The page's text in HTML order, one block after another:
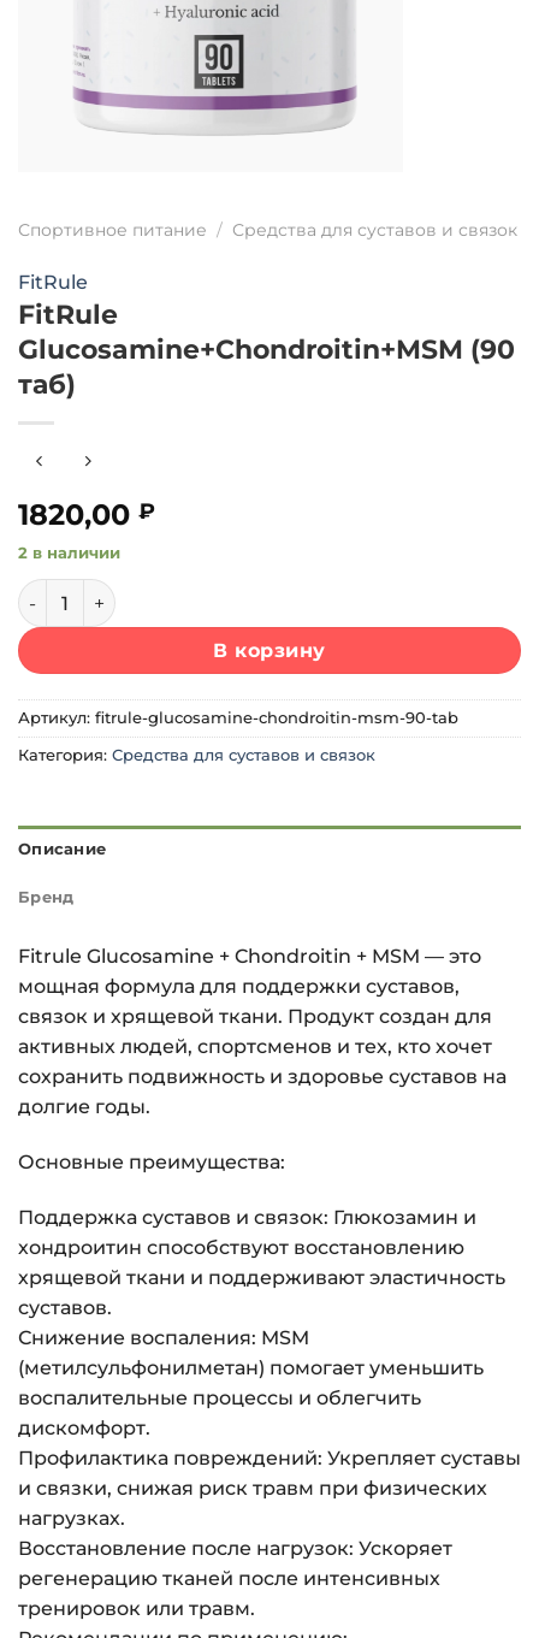
Спортивное питание / Средства для суставов и связок
FitRule
FitRule
Glucosamine+Chondroitin+MSM (90
таб)
1820,00 ₽
2 в наличии
Количество товара FitRule
В корзину
Артикул: fitrule-glucosamine-chondroitin-msm-90-tab
Категория: Средства для суставов и связок
Описание
Бренд
Fitrule Glucosamine + Chondroitin + MSM — это
мощная формула для поддержки суставов,
связок и хрящевой ткани. Продукт создан для
активных людей, спортсменов и тех, кто хочет
сохранить подвижность и здоровье суставов на
долгие годы.
Основные преимущества:
Поддержка суставов и связок: Глюкозамин и
хондроитин способствуют восстановлению
хрящевой ткани и поддерживают эластичность
суставов.
Снижение воспаления: MSM
(метилсульфонилметан) помогает уменьшить
воспалительные процессы и облегчить
дискомфорт.
Профилактика повреждений: Укрепляет суставы
и связки, снижая риск травм при физических
нагрузках.
Восстановление после нагрузок: Ускоряет
регенерацию тканей после интенсивных
тренировок или травм.